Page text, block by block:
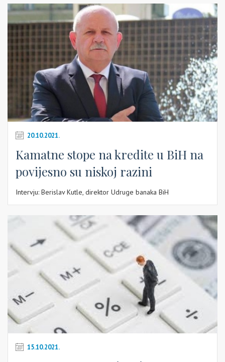
20.10.2021.
Kamatne stope na kredite u BiH na
povijesno su niskoj razini
Intervju: Berislav Kutle, direktor Udruge banaka BiH
15.10.2021.